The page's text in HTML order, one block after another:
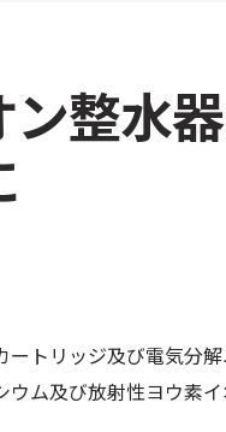
整水
トリッジ及び電気分
ム及び放射性ヨウ素